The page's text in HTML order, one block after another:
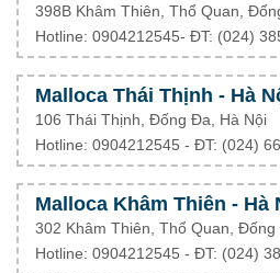
398B Khâm Thiên, Thổ Quan,
Hotline: 0904212545- ĐT: (024)
Malloca Thái Thịnh - Hà
106 Thái Thịnh, Đống Đa, Hà Nội
Hotline: 0904212545 - ĐT: (024)
Malloca Khâm Thiên - Hà
302 Khâm Thiên, Thổ Quan,
Hotline: 0904212545 - ĐT: (024)